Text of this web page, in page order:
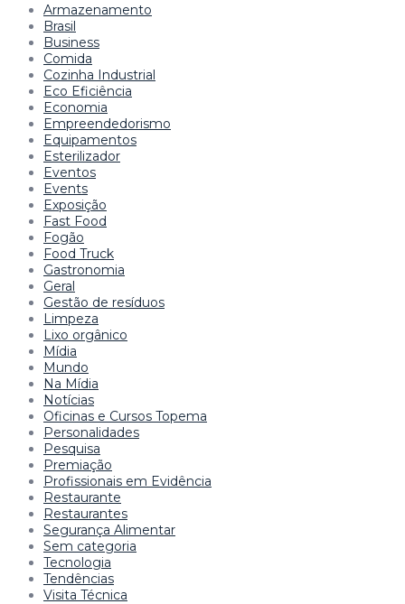
Armazenamento
Brasil
Business
Comida
Cozinha Industrial
Eco Eficiência
Economia
Empreendedorismo
Equipamentos
Esterilizador
Eventos
Events
Exposição
Fast Food
Fogão
Food Truck
Gastronomia
Geral
Gestão de resíduos
Limpeza
Lixo orgânico
Mídia
Mundo
Na Mídia
Notícias
Oficinas e Cursos Topema
Personalidades
Pesquisa
Premiação
Profissionais em Evidência
Restaurante
Restaurantes
Segurança Alimentar
Sem categoria
Tecnologia
Tendências
Visita Técnica